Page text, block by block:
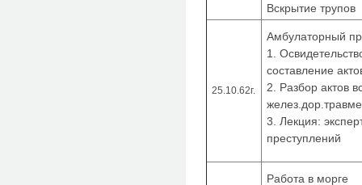
Вскрытие трупов
25.10.62г.
Амбулаторный
1.
составление
2. Разбор актов
желез.дор.травме
3. Лекция:
преступлений
Работа в морге